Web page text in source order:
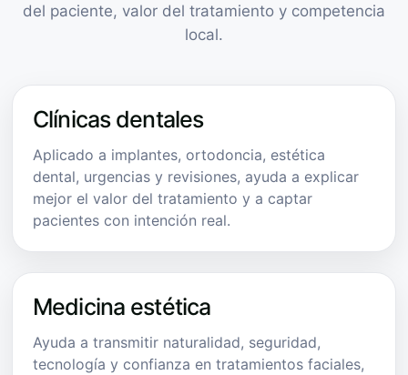
del paciente, valor del tratamiento y competencia
local.
Clínicas dentales
Aplicado a implantes, ortodoncia, estética
dental, urgencias y revisiones, ayuda a explicar
mejor el valor del tratamiento y a captar
pacientes con intención real.
Medicina estética
Ayuda a transmitir naturalidad, seguridad,
tecnología y confianza en tratamientos faciales,